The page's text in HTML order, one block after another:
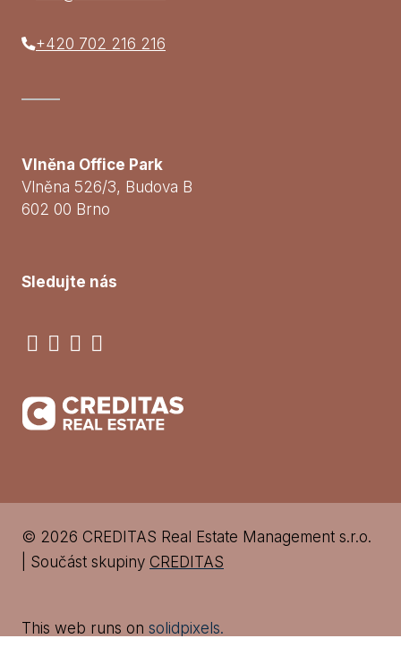
+420 702 216 216
Vlněna Office Park
Vlněna 526/3, Budova B
602 00 Brno
Sledujte nás
© 2026 CREDITAS Real Estate Management s.r.o.
| Součást skupiny CREDITAS
This web runs on solidpixels.